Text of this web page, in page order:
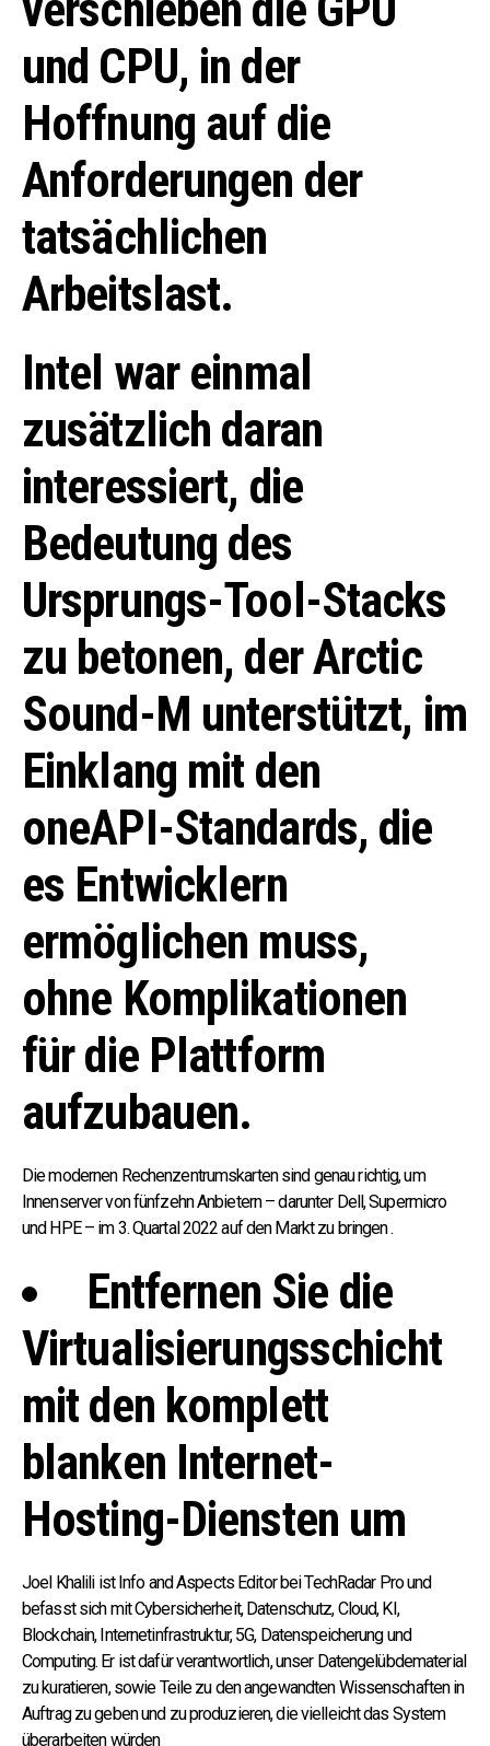
und CPU, in der
Hoffnung auf die
Anforderungen der
tatsächlichen
Arbeitslast.
Intel war einmal
zusätzlich daran
interessiert, die
Bedeutung des
Ursprungs-Tool-Stacks
zu betonen, der Arctic
Sound-M unterstützt, im
Einklang mit den
oneAPI-Standards, die
es Entwicklern
ermöglichen muss,
ohne Komplikationen
für die Plattform
aufzubauen.
Die modernen Rechenzentrumskarten sind genau richtig, um
Innenserver von fünfzehn Anbietern – darunter Dell, Supermicro
und HPE – im 3. Quartal 2022 auf den Markt zu bringen .
Entfernen Sie die
Virtualisierungsschicht
mit den komplett
blanken Internet-
Hosting-Diensten um
Joel Khalili ist Info and Aspects Editor bei TechRadar Pro und
befasst sich mit Cybersicherheit, Datenschutz, Cloud, KI,
Blockchain, Internetinfrastruktur, 5G, Datenspeicherung und
Computing. Er ist dafür verantwortlich, unser Datengelübdematerial
zu kuratieren, sowie Teile zu den angewandten Wissenschaften in
Auftrag zu geben und zu produzieren, die vielleicht das System
überarbeiten würden